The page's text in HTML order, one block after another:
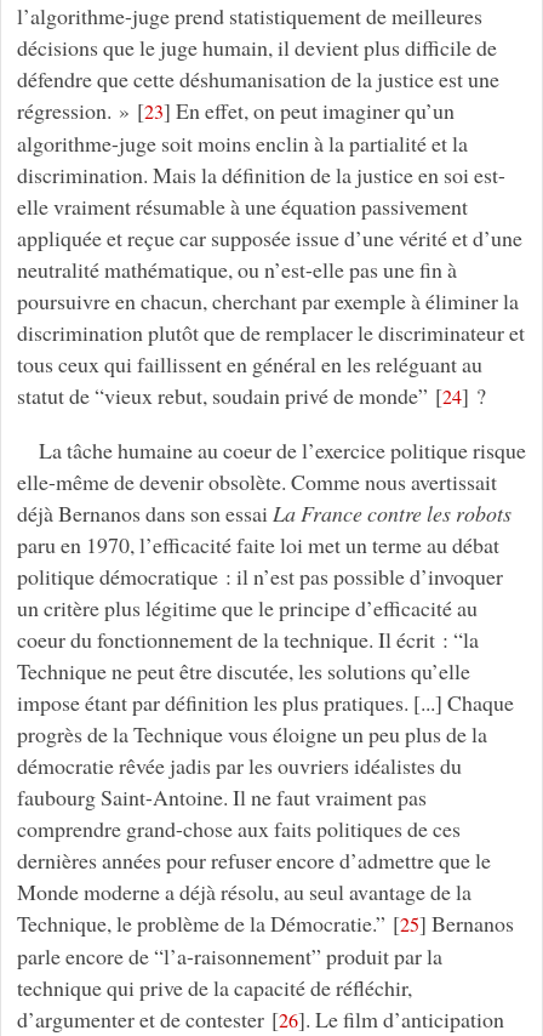
l’algorithme-juge prend statistiquement de meilleures
décisions que le juge humain, il devient plus difficile de
défendre que cette déshumanisation de la justice est une
régression. » [23] En effet, on peut imaginer qu’un
algorithme-juge soit moins enclin à la partialité et la
discrimination. Mais la définition de la justice en soi est-
elle vraiment résumable à une équation passivement
appliquée et reçue car supposée issue d’une vérité et d’une
neutralité mathématique, ou n’est-elle pas une fin à
poursuivre en chacun, cherchant par exemple à éliminer la
discrimination plutôt que de remplacer le discriminateur et
tous ceux qui faillissent en général en les reléguant au
statut de “vieux rebut, soudain privé de monde” [24] ?
La tâche humaine au coeur de l’exercice politique risque
elle-même de devenir obsolète. Comme nous avertissait
déjà Bernanos dans son essaiLa France contre les robots
paru en 1970, l’efficacité faite loi met un terme au débat
politique démocratique : il n’est pas possible d’invoquer
un critère plus légitime que le principe d’efficacité au
coeur du fonctionnement de la technique. Il écrit : “la
Technique ne peut être discutée, les solutions qu’elle
impose étant par définition les plus pratiques. [...] Chaque
progrès de la Technique vous éloigne un peu plus de la
démocratie rêvée jadis par les ouvriers idéalistes du
faubourg Saint-Antoine. Il ne faut vraiment pas
comprendre grand-chose aux faits politiques de ces
dernières années pour refuser encore d’admettre que le
Monde moderne a déjà résolu, au seul avantage de la
Technique, le problème de la Démocratie.” [25] Bernanos
parle encore de “l’a-raisonnement” produit par la
technique qui prive de la capacité de réfléchir,
d’argumenter et de contester[26]. Le film d’anticipation